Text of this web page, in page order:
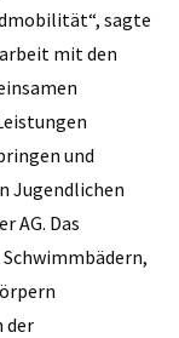
sagte
mit den
und
Jugendlichen
AG. Das
der